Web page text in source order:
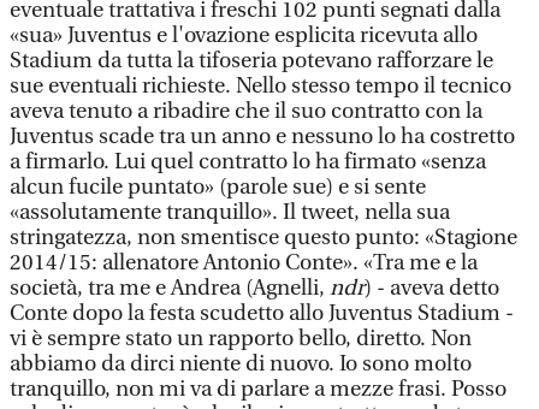
eventuale trattativa i freschi 102 punti segnati dalla
«sua» Juventus e l'ovazione esplicita ricevuta allo
Stadium da tutta la tifoseria potevano rafforzare le
sue eventuali richieste. Nello stesso tempo il tecnico
aveva tenuto a ribadire che il suo contratto con la
Juventus scade tra un anno e nessuno lo ha costretto
a firmarlo. Lui quel contratto lo ha firmato «senza
alcun fucile puntato» (parole sue) e si sente
«assolutamente tranquillo». Il tweet, nella sua
stringatezza, non smentisce questo punto: «Stagione
2014/15: allenatore Antonio Conte». «Tra me e la
società, tra me e Andrea (Agnelli, ndr) - aveva detto
Conte dopo la festa scudetto allo Juventus Stadium -
vi è sempre stato un rapporto bello, diretto. Non
abbiamo da dirci niente di nuovo. Io sono molto
tranquillo, non mi va di parlare a mezze frasi. Posso